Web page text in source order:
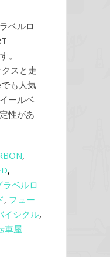
ベルロ
。
スと走
も人気
ールベ
性があ
,
,
ラベルロ
, フュー
イシクル,
車屋